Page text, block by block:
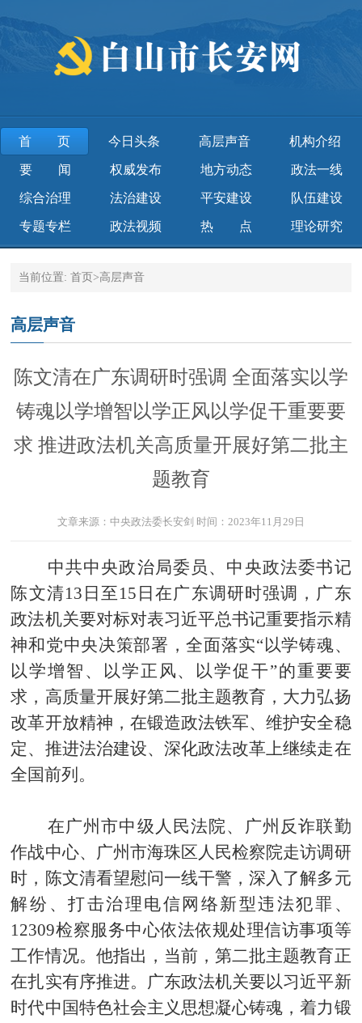
首页 今日头条 高层声音 机构介绍
要闻 权威发布 地方动态 政法一线
综合治理 法治建设 平安建设 队伍建设
专题专栏 政法视频 热点 理论研究
当前位置:首页>高层声音
高层声音
陈文清在广东调研时强调 全面落实以学
铸魂以学增智以学正风以学促干重要要
求 推进政法机关高质量开展好第二批主
题教育
文章来源： 中央政法委长安剑 时间： 2023年11月29日
中共中央政治局委员、中央政法委书记
陈文清13日至15日在广东调研时强调，广东
政法机关要对标对表习近平总书记重要指示精
神和党中央决策部署，全面落实“以学铸魂、
以学增智、以学正风、以学促干”的重要要
求，高质量开展好第二批主题教育，大力弘扬
改革开放精神，在锻造政法铁军、维护安全稳
定、推进法治建设、深化政法改革上继续走在
全国前列。
在广州市中级人民法院、广州反诈联勤
作战中心、广州市海珠区人民检察院走访调研
时，陈文清看望慰问一线干警，深入了解多元
解纷、打击治理电信网络新型违法犯罪、
12309检察服务中心依法依规处理信访事项等
工作情况。他指出，当前，第二批主题教育正
在扎实有序推进。广东政法机关要以习近平新
时代中国特色社会主义思想凝心铸魂，着力锻